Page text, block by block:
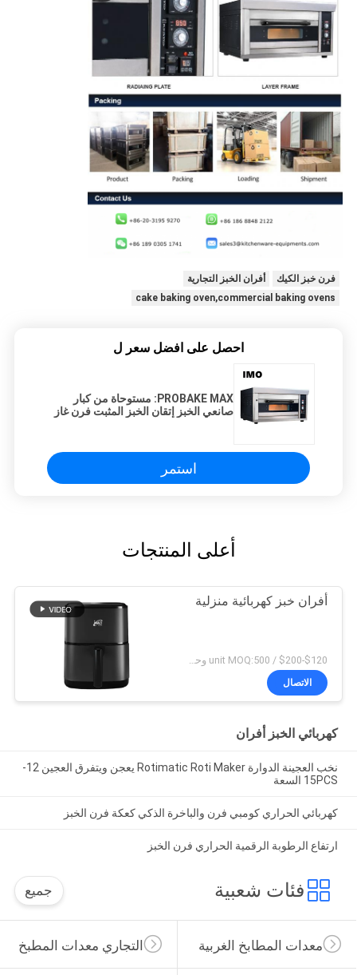
فرن خبز الكيك
أفران الخبز التجارية
cake baking oven,commercial baking ovens
احصل على افضل سعر ل
PROBAKE MAX: مستوحاة من كبار
صانعي الخبز إتقان الخبز المثبت فرن غاز
استمر
أعلى المنتجات
أفران خبز كهربائية منزلية
$120-$200 / unit MOQ:500 وحدة
الاتصال
كهربائي الخبز أفران
نخب العجينة الدوارة Rotimatic Roti Maker يعجن ويتفرق العجين 12-
15PCS السعة
كهربائي الحراري كومبي فرن والباخرة الذكي كعكة فرن الخبز
ارتفاع الرطوبة الرقمية الحراري فرن الخبز
فئات شعبية جميع
التجاري معدات المطبخ معدات المطابخ الغربية